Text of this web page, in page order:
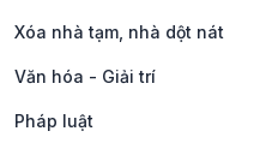
Xóa nhà tạm, nhà dột nát
Văn hóa - Giải trí
Pháp luật